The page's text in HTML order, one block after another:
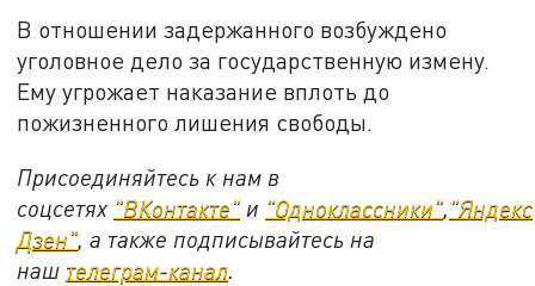
В отношении задержанного возбуждено
уголовное дело за государственную измену.
Ему угрожает наказание вплоть до
пожизненного лишения свободы.
Присоединяйтесь к нам в
соцсетях "ВКонтакте" и "Одноклассники", "Яндекс
Дзен", а также подписывайтесь на
наш телеграм-канал.